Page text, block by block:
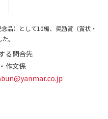
品）として10編、奨励賞（賞状・
。
る問合先
作文係